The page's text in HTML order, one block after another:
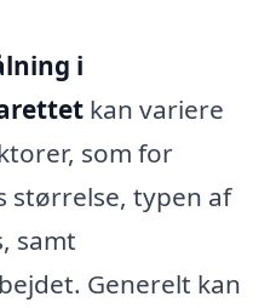
i
kan variere
som for
størrelse, typen af
samt
Generelt kan